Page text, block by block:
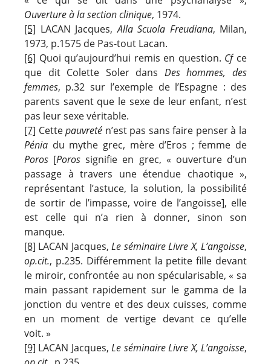
Ouverture à la section clinique, 1974.
[5] LACAN Jacques,Alla Scuola Freudiana, Milan,
1973, p.1575 de Pas-tout Lacan.
[6] Quoi qu’aujourd’hui remis en question. Cfce
que dit Colette Soler dans Des hommes, des
femmes, p.32 sur l’exemple de l’Espagne : des
parents savent que le sexe de leur enfant, n’est
pas leur sexe véritable.
[7] Cettepauvreté n’est pas sans faire penser à la
Pénia du mythe grec, mère d’Eros ; femme de
Poros [Porossignifie en grec, « ouverture d’un
passage à travers une étendue chaotique »,
représentant l’astuce, la solution, la possibilité
de sortir de l’impasse, voire de l’angoisse], elle
est celle qui n’a rien à donner, sinon son
manque.
[8] LACAN Jacques,Le séminaire Livre X, L’angoisse,
op.cit., p.235. Différemment la petite fille devant
le miroir, confrontée au non spécularisable, « sa
main passant rapidement sur le gamma de la
jonction du ventre et des deux cuisses, comme
en un moment de vertige devant ce qu’elle
voit. »
[9] LACAN Jacques,Le séminaire Livre X, L’angoisse,